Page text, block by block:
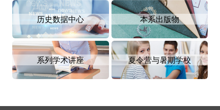
历史数据中心 本系出版物
系列学术讲座 夏令营与暑期学校